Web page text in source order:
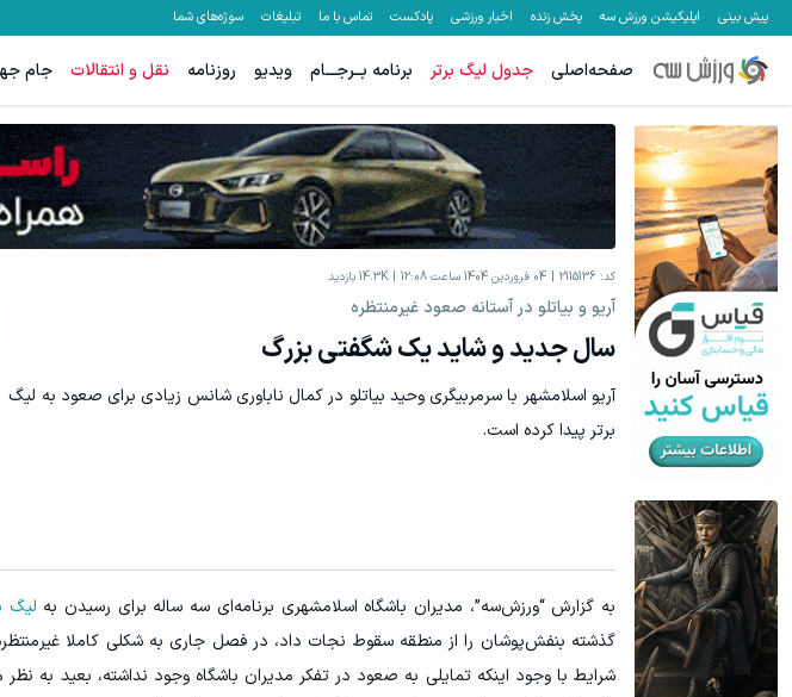
پیش بینی اپلیکیشن ورزش سه پخش زنده اخبار ورزشی پادکست تماس با ما تبلیغات سوژه‌های شما
صفحه‌اصلی جدول لیگ برتر برنامه بــرجـــام ویدیو روزنامه نقل و انتقالات جام
کد: 2115136 04 فروردين 1404 ساعت 12:08 14.3K بازدید
آریو و بیاتلو در آستانه صعود غیرمنتظره
سال جدید و شاید یک شگفتی بزرگ
آریو اسلامشهر با سرمربیگری وحید بیاتلو در کمال ناباوری شانس زیادی برای صعود به لیگ
برتر پیدا کرده است.
به گزارش “ورزش‌سه”، مدیران باشگاه اسلامشهری برنامه‌ای سه ساله برای رسیدن به لیگ
گذشته بنفش‌پوشان را از منطقه سقوط نجات داد، در فصل جاری به شکلی کاملا
شرایط با وجود اینکه تمایلی به صعود در تفکر مدیران باشگاه وجود نداشته، بعید به